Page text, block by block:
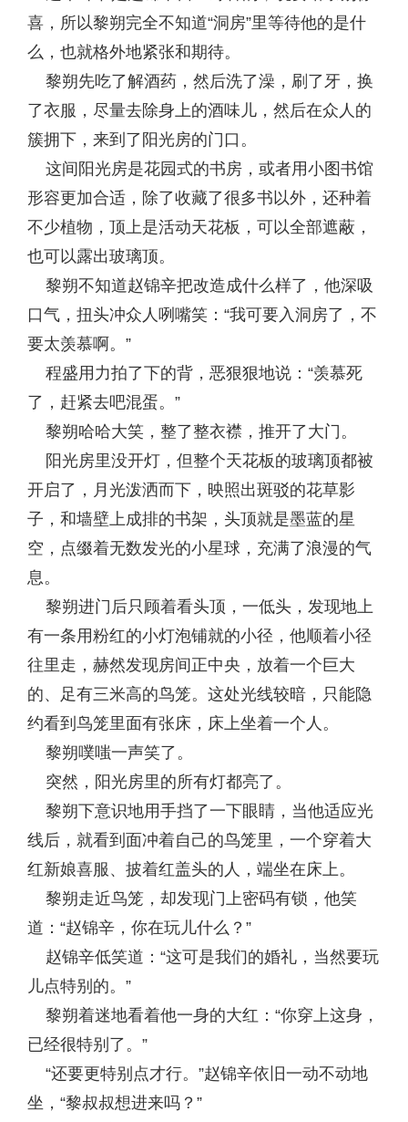
喜，所以黎朔完全不知道“洞房”里等待他的是什
么，也就格外地紧张和期待。
黎朔先吃了解酒药，然后洗了澡，刷了牙，换
了衣服，尽量去除身上的酒味儿，然后在众人的
簇拥下，来到了阳光房的门口。
这间阳光房是花园式的书房，或者用小图书馆
形容更加合适，除了收藏了很多书以外，还种着
不少植物，顶上是活动天花板，可以全部遮蔽，
也可以露出玻璃顶。
黎朔不知道赵锦辛把改造成什么样了，他深吸
口气，扭头冲众人咧嘴笑：“我可要入洞房了，不
要太羡慕啊。”
程盛用力拍了下的背，恶狠狠地说：“羡慕死
了，赶紧去吧混蛋。”
黎朔哈哈大笑，整了整衣襟，推开了大门。
阳光房里没开灯，但整个天花板的玻璃顶都被
开启了，月光泼洒而下，映照出斑驳的花草影
子，和墙壁上成排的书架，头顶就是墨蓝的星
空，点缀着无数发光的小星球，充满了浪漫的气
息。
黎朔进门后只顾着看头顶，一低头，发现地上
有一条用粉红的小灯泡铺就的小径，他顺着小径
往里走，赫然发现房间正中央，放着一个巨大
的、足有三米高的鸟笼。这处光线较暗，只能隐
约看到鸟笼里面有张床，床上坐着一个人。
黎朔噗嗤一声笑了。
突然，阳光房里的所有灯都亮了。
黎朔下意识地用手挡了一下眼睛，当他适应光
线后，就看到面冲着自己的鸟笼里，一个穿着大
红新娘喜服、披着红盖头的人，端坐在床上。
黎朔走近鸟笼，却发现门上密码有锁，他笑
道：“赵锦辛，你在玩儿什么？”
赵锦辛低笑道：“这可是我们的婚礼，当然要玩
儿点特别的。”
黎朔着迷地看着他一身的大红：“你穿上这身，
已经很特别了。”
“还要更特别点才行。”赵锦辛依旧一动不动地
坐，“黎叔叔想进来吗？”